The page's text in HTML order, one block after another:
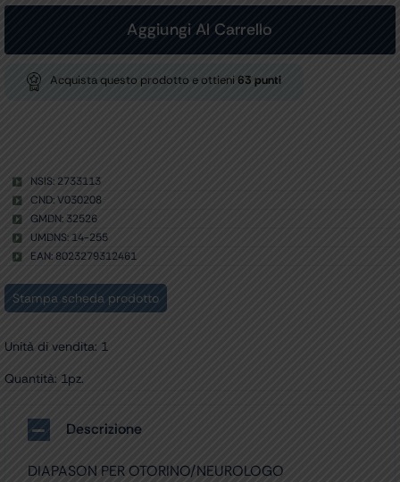
128-
quantità
Aggiungi Al Carrello
Acquista questo prodotto e ottieni 63 punti
NSIS: 2733113
CND: V030208
GMDN: 32526
UMDNS: 14-255
EAN: 8023279312461
Stampa scheda prodotto
Unità di vendita: 1
Quantità: 1pz.
Descrizione
DIAPASON PER OTORINO/NEUROLOGO